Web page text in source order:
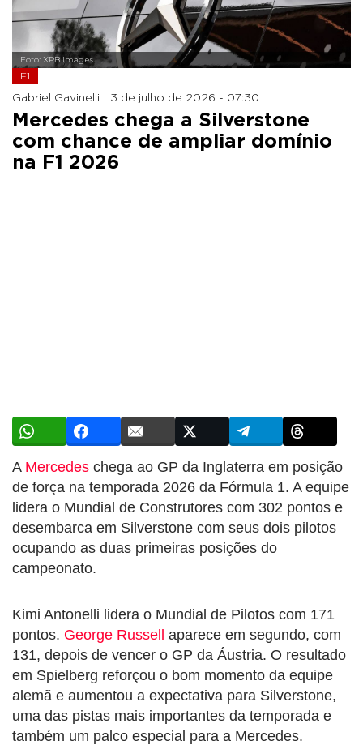
Foto: XPB Images
F1
Gabriel Gavinelli | 3 de julho de 2026 - 07:30
Mercedes chega a Silverstone
com chance de ampliar domínio
na F1 2026
A Mercedes chega ao GP da Inglaterra em posição
de força na temporada 2026 da Fórmula 1. A equipe
lidera o Mundial de Construtores com 302 pontos e
desembarca em Silverstone com seus dois pilotos
ocupando as duas primeiras posições do
campeonato.
Kimi Antonelli lidera o Mundial de Pilotos com 171
pontos. George Russell aparece em segundo, com
131, depois de vencer o GP da Áustria. O resultado
em Spielberg reforçou o bom momento da equipe
alemã e aumentou a expectativa para Silverstone,
uma das pistas mais importantes da temporada e
também um palco especial para a Mercedes.